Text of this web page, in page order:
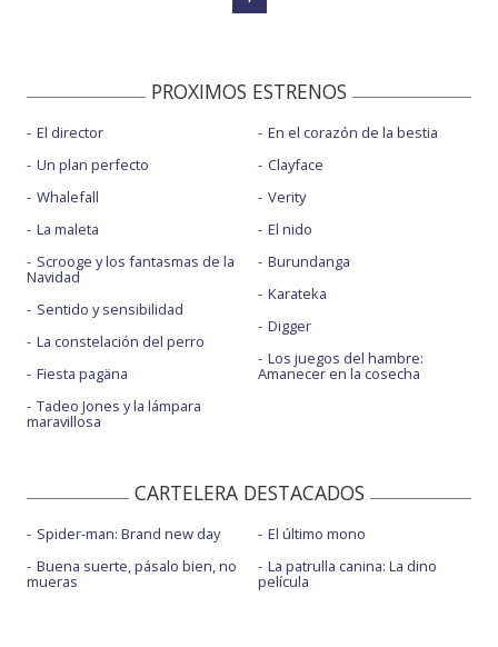
PROXIMOS ESTRENOS
El director
Un plan perfecto
Whalefall
La maleta
Scrooge y los fantasmas de la
Navidad
Sentido y sensibilidad
La constelación del perro
Fiesta pagäna
Tadeo Jones y la lámpara
maravillosa
En el corazón de la bestia
Clayface
Verity
El nido
Burundanga
Karateka
Digger
Los juegos del hambre:
Amanecer en la cosecha
CARTELERA DESTACADOS
Spider-man: Brand new day
Buena suerte, pásalo bien, no
mueras
El último mono
La patrulla canina: La dino
película